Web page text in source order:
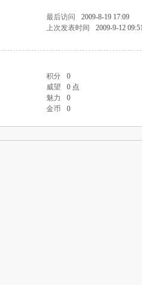
最后访问
2009-8-19 17:09
上次发表时间
2009-9-12
积分
0
威望
0 点
魅力
0
金币 0